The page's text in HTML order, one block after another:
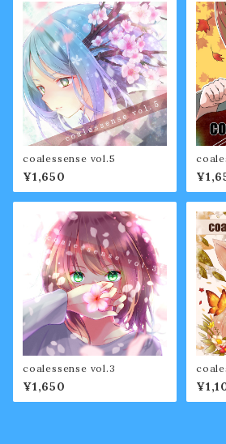
coalessense vol.5
¥1,650
coalessense vol.3
¥1,650